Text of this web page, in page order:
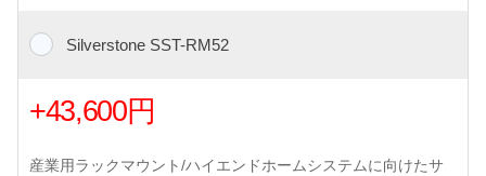
Silverstone SST-RM52
+43,600円
産業用ラックマウント/ハイエンドホームシステムに向けたサ